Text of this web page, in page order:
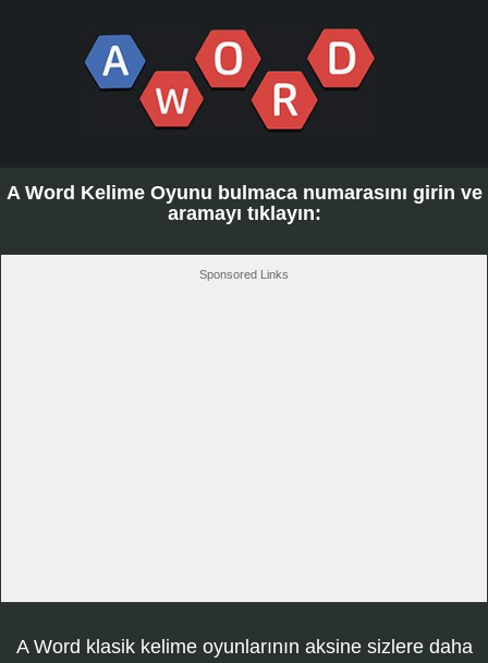
A Word Kelime Oyunu bulmaca numarasını girin ve
aramayı tıklayın:
Sponsored Links
A Word klasik kelime oyunlarının aksine sizlere daha